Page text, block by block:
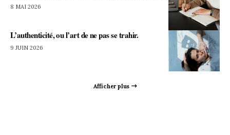
8 MAI 2026
L’authenticité, ou l’art de ne pas se trahir.
9 JUIN 2026
Afficher plus